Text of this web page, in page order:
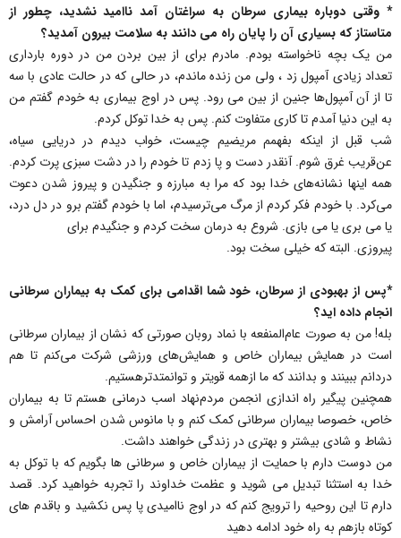
* وقتی دوباره بیماری سرطان به سراغتان آمد ناامید نشدید، چطور از
متاستاز که بسیاری آن را پایان راه می دانند به سلامت بیرون آمدید؟
من یک بچه ناخواسته بودم. مادرم برای از بین بردن من در دوره بارداری
تعداد زیادی آمپول زد ، ولی من زنده ماندم، در حالی که در حالت عادی با سه
تا از آن آمپول‌ها جنین از بین می رود. پس در اوج بیماری به خودم گفتم من
به این دنیا آمدم تا کاری متفاوت کنم. پس به خدا توکل کردم.
شب قبل از اینکه بفهمم مریضیم چیست، خواب دیدم در دریایی سیاه،
عن‌قریب غرق شوم. آنقدر دست و پا زدم تا خودم را در دشت سبزی پرت کردم.
همه اینها نشانه‌های خدا بود که مرا به مبارزه و جنگیدن و پیروز شدن دعوت
می‌کرد. با خودم فکر کردم از مرگ می‌ترسیدم، اما با خودم گفتم برو در دل درد،
یا می بری یا می بازی. شروع به درمان سخت کردم و جنگیدم برای
پیروزی. البته که خیلی سخت بود.
*پس از بهبودی از سرطان، خود شما اقدامی برای کمک به بیماران سرطانی
انجام داده اید؟
بله! من به صورت عام‌المنفعه با نماد روبان صورتی که نشان از بیماران سرطانی
است در همایش بیماران خاص و همایش‌های ورزشی شرکت می‌کنم تا هم
دردانم ببینند و بدانند که ما ازهمه قویتر و توانمتدترهستیم.
همچنین پیگیر راه اندازی انجمن مردم‌نهاد اسب درمانی هستم تا به بیماران
خاص، خصوصا بیماران سرطانی کمک کنم و با مانوس شدن احساس آرامش و
نشاط و شادی بیشتر و بهتری در زندگی خواهند داشت.
من دوست دارم با حمایت از بیماران خاص و سرطانی ها بگویم که با توکل به
خدا به استثنا تبدیل می شوید و عظمت خداوند را تجربه خواهید کرد. قصد
دارم تا این روحیه را ترویج کنم که در اوج ناامیدی پا پس نکشید و باقدم های
کوتاه بازهم به راه خود ادامه دهید